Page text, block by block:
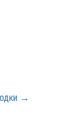
→